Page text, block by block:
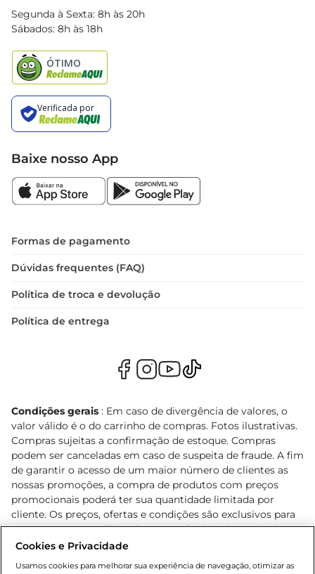
Blog Bretas
Black Friday
Segunda à Sexta: 8h às 20h
Sábados: 8h às 18h
Baixe nosso App
Formas de pagamento
Dúvidas frequentes (FAQ)
Política de troca e devolução
Política de entrega
Condições gerais : Em caso de divergência de valores, o
valor válido é o do carrinho de compras. Fotos ilustrativas.
Compras sujeitas a confirmação de estoque. Compras
podem ser canceladas em caso de suspeita de fraude. A fim
de garantir o acesso de um maior número de clientes as
nossas promoções, a compra de produtos com preços
promocionais poderá ter sua quantidade limitada por
cliente. Os preços, ofertas e condições são exclusivos para
o e-commerce e válidos durante o dia de hoje, podendo
sofrer alterações sem prévia notificação. Proibida a venda
Cookies e Privacidade
Usamos cookies para melhorar sua experiência de navegação, otimizar as